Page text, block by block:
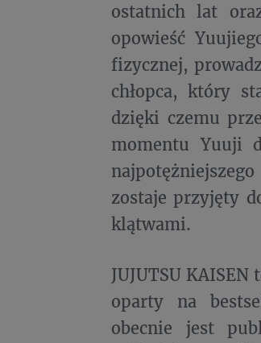
ostatnich lat
opowieść
fizycznej,
chłopca, który
dzięki czemu
momentu Yuuji
zostaje przyjęty
klątwami.
JUJUTSU
oparty na
obecnie jest